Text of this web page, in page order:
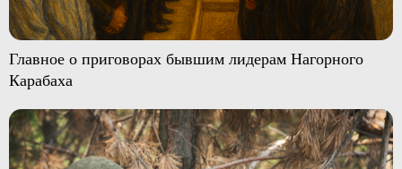
Главное о приговорах бывшим лидерам Нагорного
Карабаха